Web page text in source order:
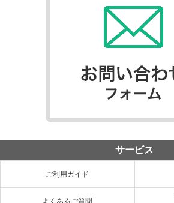
サービス
ご利用ガイド
よくあるご質問